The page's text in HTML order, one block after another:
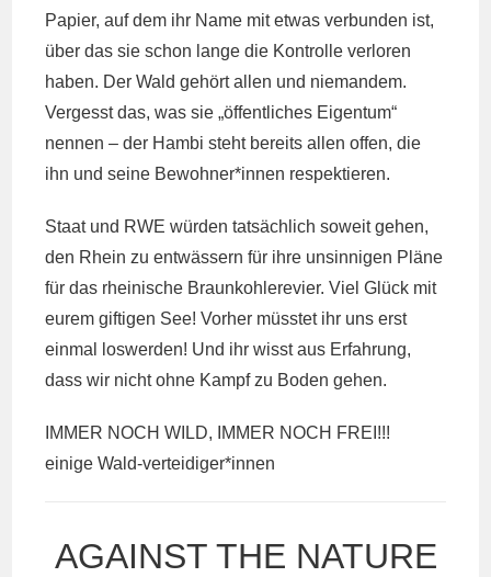
Papier, auf dem ihr Name mit etwas verbunden ist,
über das sie schon lange die Kontrolle verloren
haben. Der Wald gehört allen und niemandem.
Vergesst das, was sie „öffentliches Eigentum“
nennen – der Hambi steht bereits allen offen, die
ihn und seine Bewohner*innen respektieren.
Staat und RWE würden tatsächlich soweit gehen,
den Rhein zu entwässern für ihre unsinnigen Pläne
für das rheinische Braunkohlerevier. Viel Glück mit
eurem giftigen See! Vorher müsstet ihr uns erst
einmal loswerden! Und ihr wisst aus Erfahrung,
dass wir nicht ohne Kampf zu Boden gehen.
IMMER NOCH WILD, IMMER NOCH FREI!!!
einige Wald-verteidiger*innen
AGAINST THE NATURE